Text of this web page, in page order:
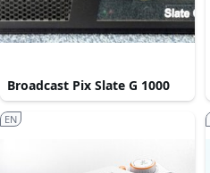
Broadcast Pix Slate G 1000
EN